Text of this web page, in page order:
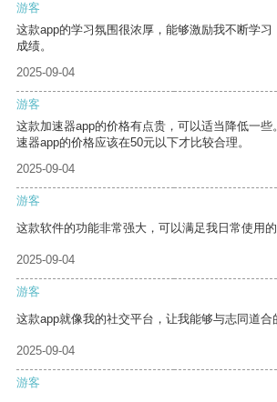
游客
这款app的学习氛围很浓厚，能够激励我不断学习
成绩。
2025-09-04
游客
这款加速器app的价格有点贵，可以适当降低一些
速器app的价格应该在50元以下才比较合理。
2025-09-04
游客
这款软件的功能非常强大，可以满足我日常使用的
2025-09-04
游客
这款app就像我的社交平台，让我能够与志同道合
2025-09-04
游客